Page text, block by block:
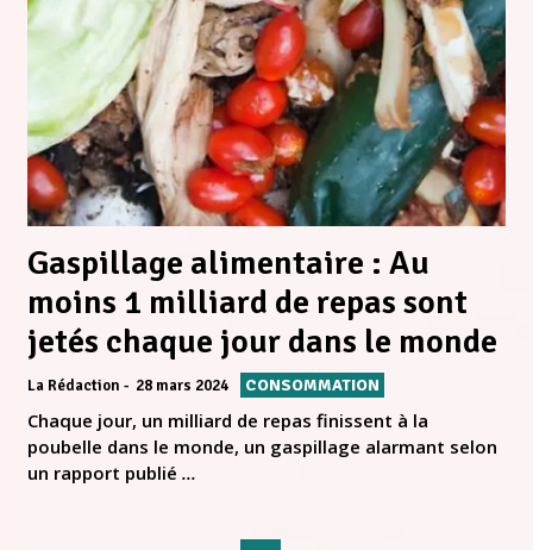
Gaspillage alimentaire : Au
moins 1 milliard de repas sont
jetés chaque jour dans le monde
La Rédaction 28 mars 2024 CONSOMMATION
Chaque jour, un milliard de repas finissent à la
poubelle dans le monde, un gaspillage alarmant selon
un rapport publié ...